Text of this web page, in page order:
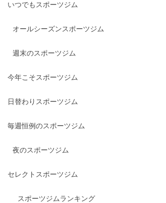
いつでもスポーツジム
オールシーズンスポーツジム
週末のスポーツジム
今年こそスポーツジム
日替わりスポーツジム
毎週恒例のスポーツジム
夜のスポーツジム
セレクトスポーツジム
スポーツジムランキング